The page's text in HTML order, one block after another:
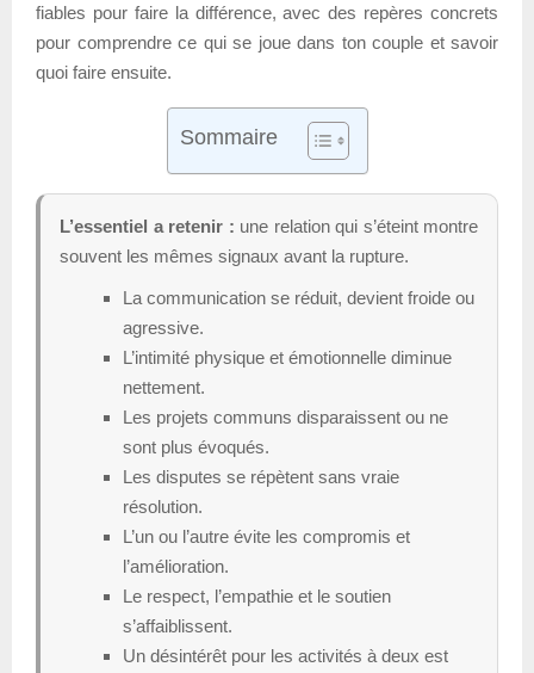
fiables pour faire la différence, avec des repères concrets
pour comprendre ce qui se joue dans ton couple et savoir
quoi faire ensuite.
Sommaire
L’essentiel a retenir : une relation qui s’éteint montre
souvent les mêmes signaux avant la rupture.
La communication se réduit, devient froide ou
agressive.
L’intimité physique et émotionnelle diminue
nettement.
Les projets communs disparaissent ou ne
sont plus évoqués.
Les disputes se répètent sans vraie
résolution.
L’un ou l’autre évite les compromis et
l’amélioration.
Le respect, l’empathie et le soutien
s’affaiblissent.
Un désintérêt pour les activités à deux est